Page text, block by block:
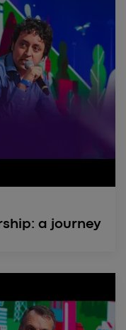
a journey